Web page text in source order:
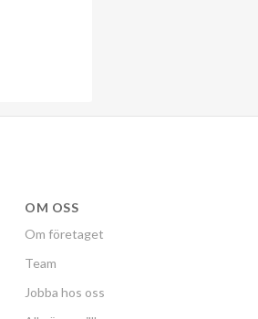
OM OSS
Om företaget
Team
Jobba hos oss